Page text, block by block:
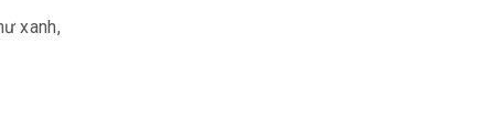
xanh,